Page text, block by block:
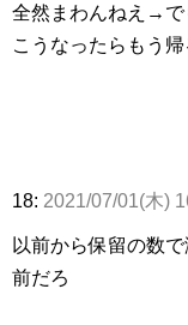
全然まわんねえ→
こうなったらもう
18: 2021/07/01(木)
以前から保留の数
前だろ